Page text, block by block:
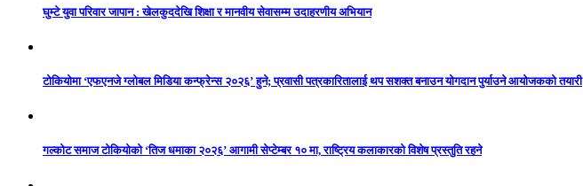
घुम्टे युवा परिवार जापान : खेलकुददेखि शिक्षा र मानवीय सेवासम्म उदाहरणीय अभियान
टोकियोमा ‘एफएनजे ग्लोबल मिडिया कन्फ्रेन्स २०२६’ हुने; प्रवासी पत्रकारितालाई थप सशक्त बनाउन योगदान पुर्याउने आयोजकको तयारी
गल्कोट समाज टोकियोको ‘तिज धमाका २०२६’ आगामी सेप्टेम्बर १० मा, राष्ट्रिय कलाकारको विशेष प्रस्तुति रहने